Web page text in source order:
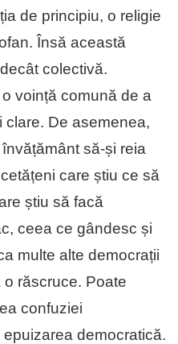
de principiu, o religie
Însă această
colectivă.
voință comună de a
clare. De asemenea,
să-și reia
care știu ce să
știu să facă
ceea ce gândesc și
multe alte democrații
răscruce. Poate
confuziei
democratică.